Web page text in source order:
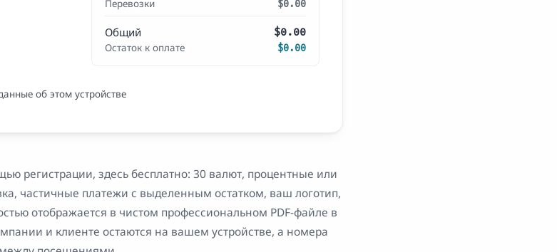
Перевозки $0.00
Общий
$0.00
Остаток к оплате
$0.00
об этом устройстве
регистрации, здесь бесплатно: 30 валют, процентные или
частичные платежи с выделенным остатком, ваш логотип,
отображается в чистом профессиональном PDF-файле в
и клиенте остаются на вашем устройстве, а номера